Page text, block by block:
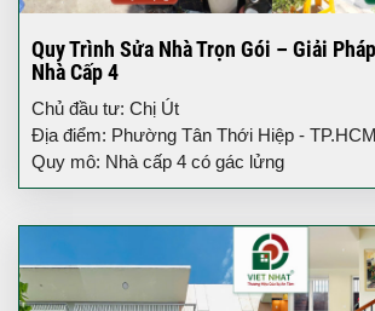
Quy Trình Sửa Nhà Trọn Gói – Giải
Nhà Cấp 4
Chủ đầu tư: Chị Út
Địa điểm: Phường Tân Thới Hiệp - TP.HCM
Quy mô: Nhà cấp 4 có gác lửng